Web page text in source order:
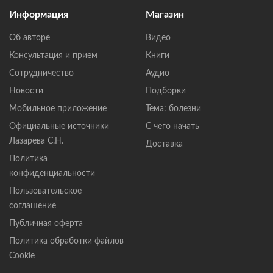
Информация
Об авторе
Консультация и прием
Сотрудничество
Новости
Мобильное приложение
Официальные источники
Лазарева С.Н.
Политика
конфиденциальности
Пользовательское
соглашение
Публичная оферта
Политика обработки файлов
Cookie
Магазин
Видео
Книги
Аудио
Подборки
Тема: болезни
С чего начать
Доставка